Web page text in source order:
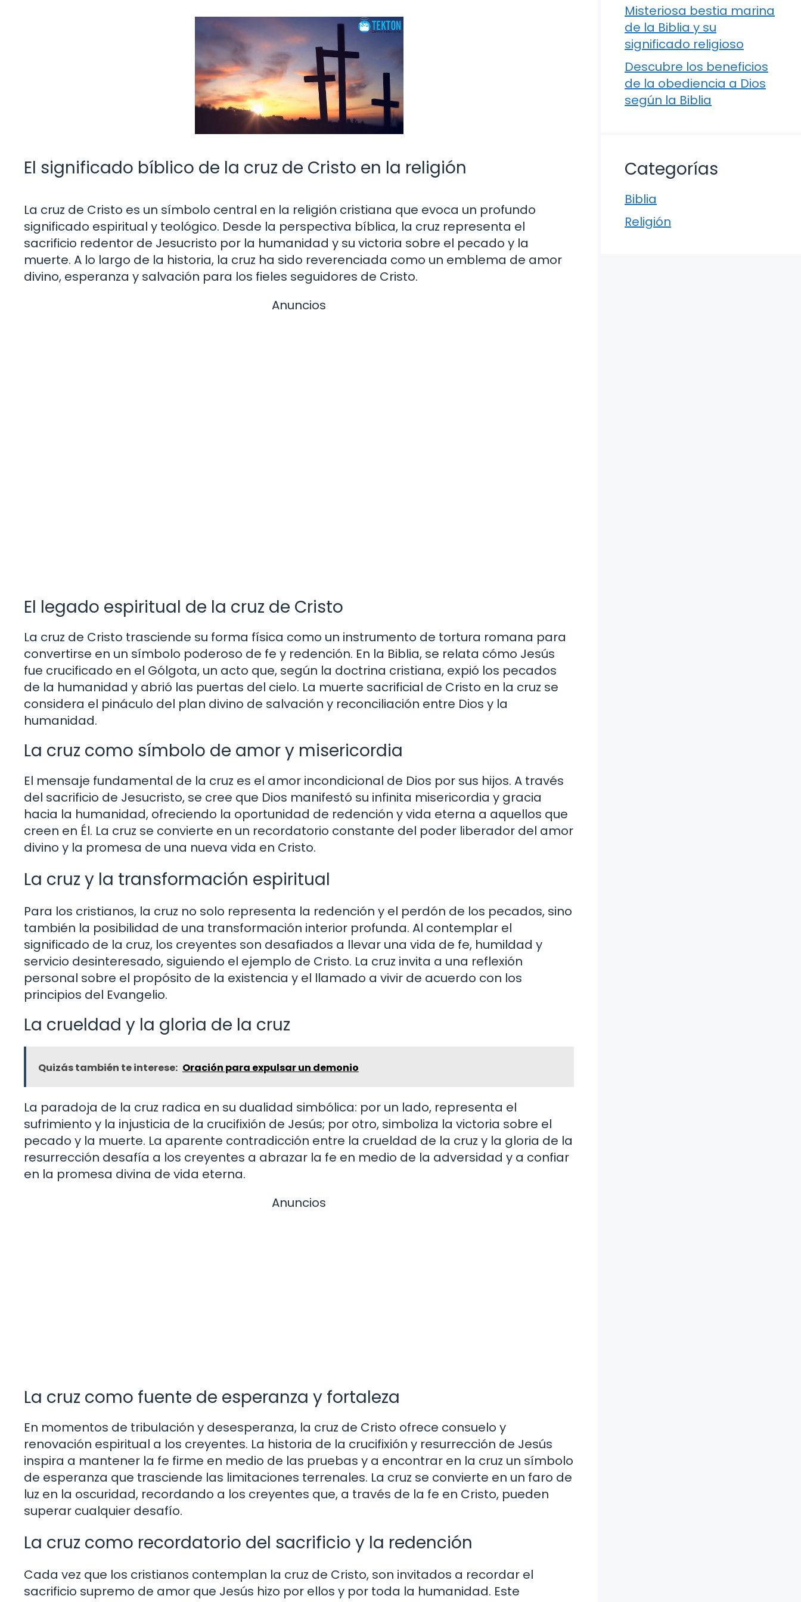
El significado bíblico de la cruz de Cristo en la religión
La cruz de Cristo es un símbolo central en la religión cristiana que evoca un profundo
significado espiritual y teológico. Desde la perspectiva bíblica, la cruz representa el
sacrificio redentor de Jesucristo por la humanidad y su victoria sobre el pecado y la
muerte. A lo largo de la historia, la cruz ha sido reverenciada como un emblema de amor
divino, esperanza y salvación para los fieles seguidores de Cristo.
Anuncios
El legado espiritual de la cruz de Cristo
La cruz de Cristo trasciende su forma física como un instrumento de tortura romana para
convertirse en un símbolo poderoso de fe y redención. En la Biblia, se relata cómo Jesús
fue crucificado en el Gólgota, un acto que, según la doctrina cristiana, expió los pecados
de la humanidad y abrió las puertas del cielo. La muerte sacrificial de Cristo en la cruz se
considera el pináculo del plan divino de salvación y reconciliación entre Dios y la
humanidad.
La cruz como símbolo de amor y misericordia
El mensaje fundamental de la cruz es el amor incondicional de Dios por sus hijos. A través
del sacrificio de Jesucristo, se cree que Dios manifestó su infinita misericordia y gracia
hacia la humanidad, ofreciendo la oportunidad de redención y vida eterna a aquellos que
creen en Él. La cruz se convierte en un recordatorio constante del poder liberador del amor
divino y la promesa de una nueva vida en Cristo.
La cruz y la transformación espiritual
Para los cristianos, la cruz no solo representa la redención y el perdón de los pecados, sino
también la posibilidad de una transformación interior profunda. Al contemplar el
significado de la cruz, los creyentes son desafiados a llevar una vida de fe, humildad y
servicio desinteresado, siguiendo el ejemplo de Cristo. La cruz invita a una reflexión
personal sobre el propósito de la existencia y el llamado a vivir de acuerdo con los
principios del Evangelio.
La crueldad y la gloria de la cruz
Quizás también te interese: Oración para expulsar un demonio
La paradoja de la cruz radica en su dualidad simbólica: por un lado, representa el
sufrimiento y la injusticia de la crucifixión de Jesús; por otro, simboliza la victoria sobre el
pecado y la muerte. La aparente contradicción entre la crueldad de la cruz y la gloria de la
resurrección desafía a los creyentes a abrazar la fe en medio de la adversidad y a confiar
en la promesa divina de vida eterna.
Anuncios
La cruz como fuente de esperanza y fortaleza
En momentos de tribulación y desesperanza, la cruz de Cristo ofrece consuelo y
renovación espiritual a los creyentes. La historia de la crucifixión y resurrección de Jesús
inspira a mantener la fe firme en medio de las pruebas y a encontrar en la cruz un símbolo
de esperanza que trasciende las limitaciones terrenales. La cruz se convierte en un faro de
luz en la oscuridad, recordando a los creyentes que, a través de la fe en Cristo, pueden
superar cualquier desafío.
La cruz como recordatorio del sacrificio y la redención
Cada vez que los cristianos contemplan la cruz de Cristo, son invitados a recordar el
sacrificio supremo de amor que Jesús hizo por ellos y por toda la humanidad. Este
Misteriosa bestia marina
de la Biblia y su
significado religioso
Descubre los beneficios
de la obediencia a Dios
según la Biblia
Categorías
Biblia
Religión